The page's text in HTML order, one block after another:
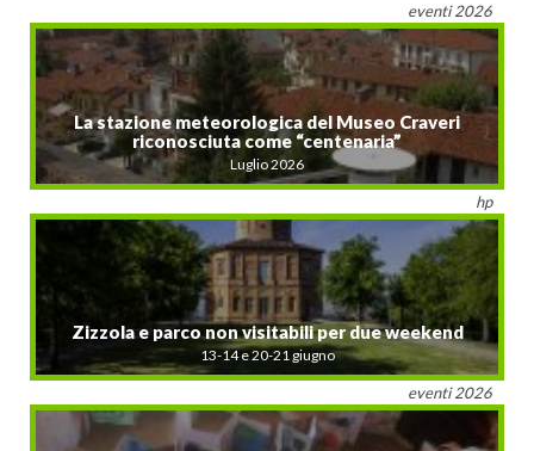
eventi 2026
La stazione meteorologica del Museo Craveri
riconosciuta come “centenaria”
Luglio 2026
hp
Zizzola e parco non visitabili per due weekend
13-14 e 20-21 giugno
eventi 2026